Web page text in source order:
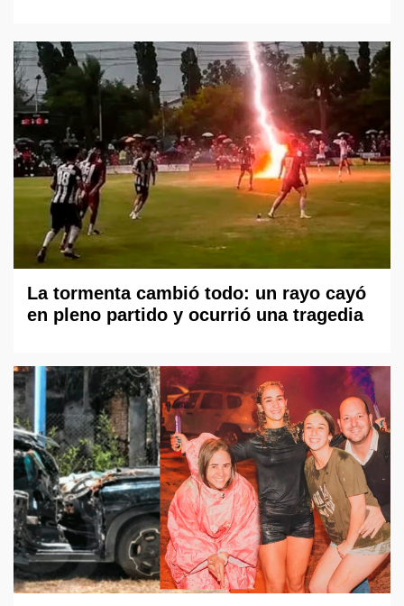
La tormenta cambió todo: un rayo cayó
en pleno partido y ocurrió una tragedia